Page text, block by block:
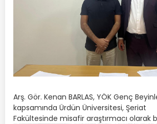
Arş. Gör. Kenan BARLAS, YÖK Genç
kapsamında Ürdün Üniversitesi, Şeriat
Fakültesinde misafir araştırmacı olarak